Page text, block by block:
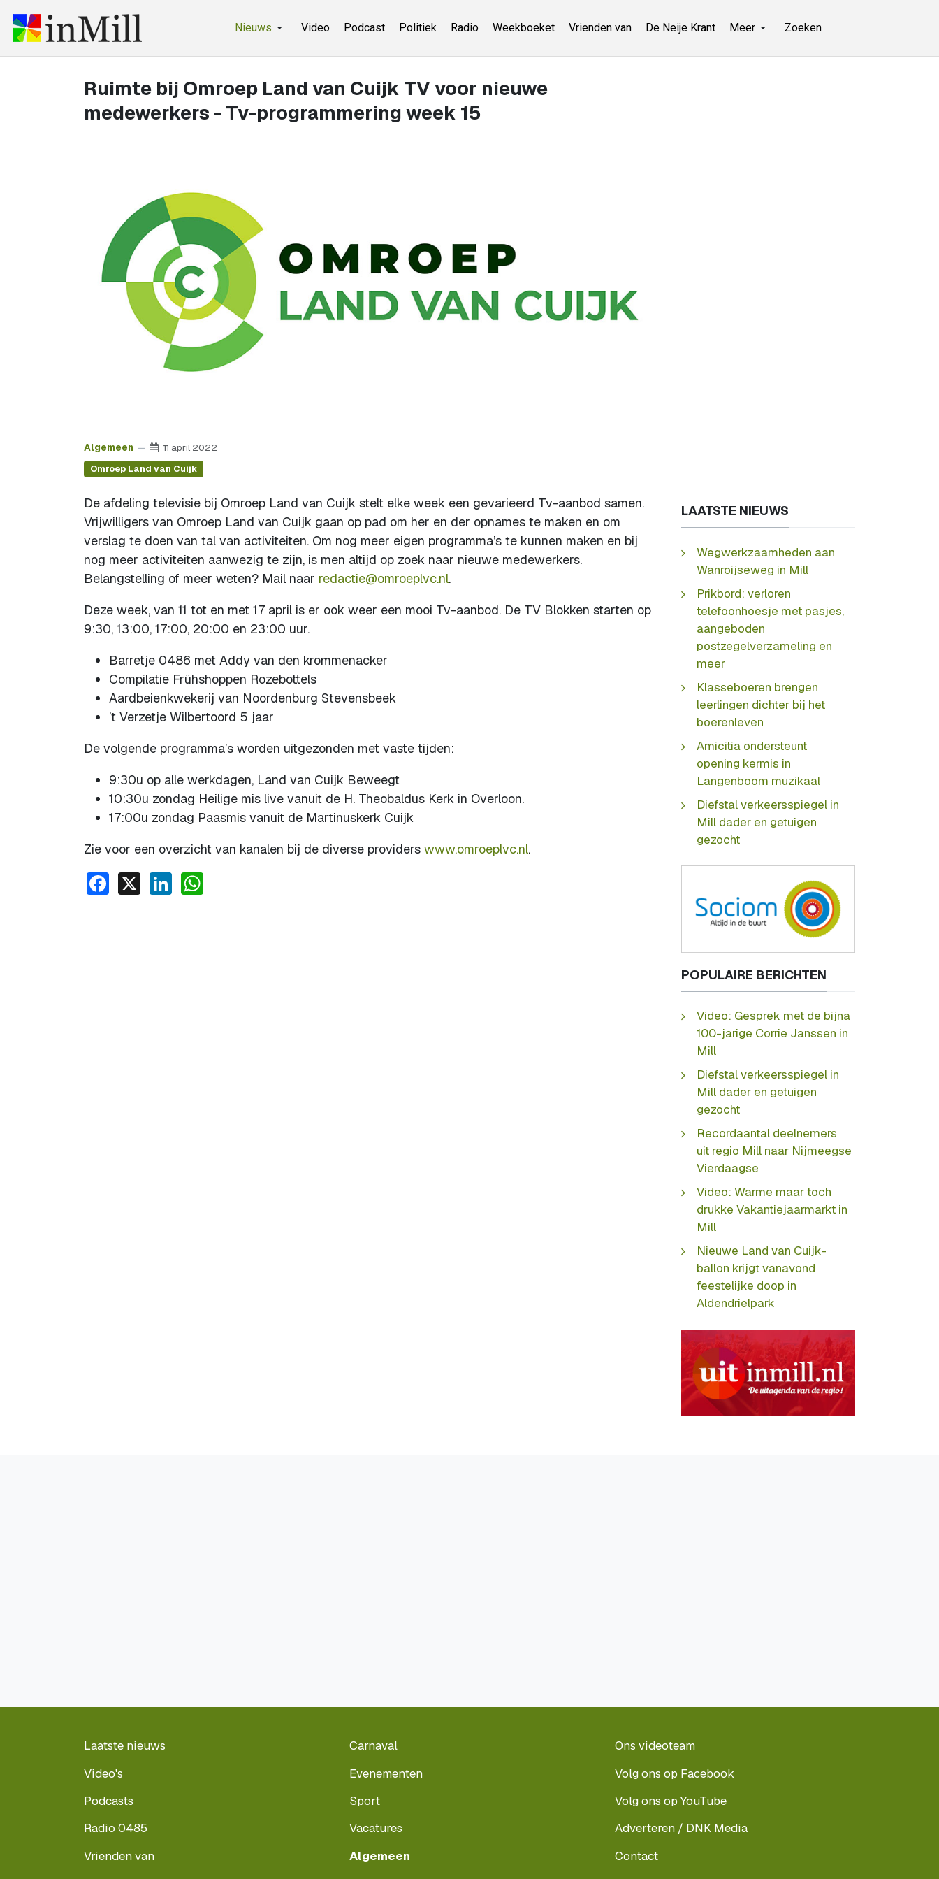
Nieuws Video Podcast Politiek Radio Weekboeket Vrienden van De Neije Krant Meer Zoeken
Ruimte bij Omroep Land van Cuijk TV voor nieuwe
medewerkers - Tv-programmering week 15
Algemeen 11 april 2022
Omroep Land van Cuijk
De afdeling televisie bij Omroep Land van Cuijk stelt elke week een gevarieerd Tv-aanbod samen.
Vrijwilligers van Omroep Land van Cuijk gaan op pad om her en der opnames te maken en om
verslag te doen van tal van activiteiten. Om nog meer eigen programma’s te kunnen maken en bij
nog meer activiteiten aanwezig te zijn, is men altijd op zoek naar nieuwe medewerkers.
Belangstelling of meer weten? Mail naar redactie@omroeplvc.nl.
Deze week, van 11 tot en met 17 april is er ook weer een mooi Tv-aanbod. De TV Blokken starten op
9:30, 13:00, 17:00, 20:00 en 23:00 uur.
Barretje 0486 met Addy van den krommenacker
Compilatie Frühshoppen Rozebottels
Aardbeienkwekerij van Noordenburg Stevensbeek
’t Verzetje Wilbertoord 5 jaar
De volgende programma’s worden uitgezonden met vaste tijden:
9:30u op alle werkdagen, Land van Cuijk Beweegt
10:30u zondag Heilige mis live vanuit de H. Theobaldus Kerk in Overloon.
17:00u zondag Paasmis vanuit de Martinuskerk Cuijk
Zie voor een overzicht van kanalen bij de diverse providers www.omroeplvc.nl.
Facebook
X LinkedIn
LAATSTE NIEUWS
Wegwerkzaamheden aan
Wanroijseweg in Mill
Prikbord: verloren
telefoonhoesje met pasjes,
aangeboden
postzegelverzameling en
meer
Klasseboeren brengen
leerlingen dichter bij het
boerenleven
Amicitia ondersteunt
opening kermis in
Langenboom muzikaal
Diefstal verkeersspiegel in
Mill dader en getuigen
gezocht
POPULAIRE BERICHTEN
Video: Gesprek met de bijna
100-jarige Corrie Janssen in
Mill
Diefstal verkeersspiegel in
Mill dader en getuigen
gezocht
Recordaantal deelnemers
uit regio Mill naar Nijmeegse
Vierdaagse
Video: Warme maar toch
drukke Vakantiejaarmarkt in
Mill
Nieuwe Land van Cuijk-
ballon krijgt vanavond
feestelijke doop in
Aldendrielpark
Laatste nieuws
Video's
Podcasts
Radio 0485
Vrienden van
Carnaval
Evenementen
Sport
Vacatures
Algemeen
Ons videoteam
Volg ons op Facebook
Volg ons op YouTube
Adverteren / DNK Media
Contact